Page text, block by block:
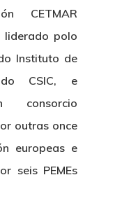
CETMAR
liderado polo
Instituto de
do CSIC, e
consorcio
outras once
europeas e
seis PEMEs
De Igualdad